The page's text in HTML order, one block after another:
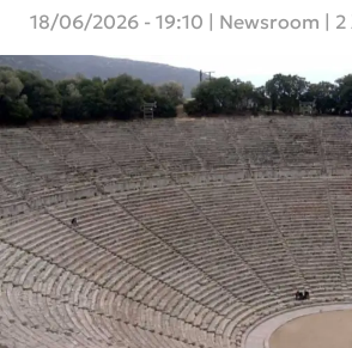
18/06/2026 - 19:10 Newsroom |